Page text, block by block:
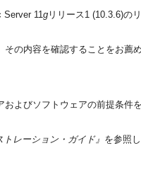
Server 11g リリース1 (10.3.6)の
の内容を確認することをお薦
よびソフトウェアの前提条
レーション・ガイド』 を参照